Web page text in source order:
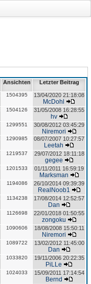
Ansichten Letzter Beitrag
1504395 13/04/2020 21:18:08
McDohl
1504126 31/05/2008 16:28:55
hv
1299551 30/08/2012 03:45:29
Niremori
1290985 08/07/2007 10:27:57
Leetah
1219537 29/07/2012 18:11:18
gegee
1201533 01/11/2011 16:59:19
Marksman
1194086 26/10/2014 09:39:39
RealNoob1
1134238 17/08/2014 12:52:57
Dan
1126698 22/01/2018 01:50:55
zongoku
1090606 18/08/2008 15:50:11
Niremori
1089722 13/02/2012 11:45:00
Dan
1033820 19/11/2006 20:22:35
PiLLe
1024033 15/09/2011 17:14:54
Bernd